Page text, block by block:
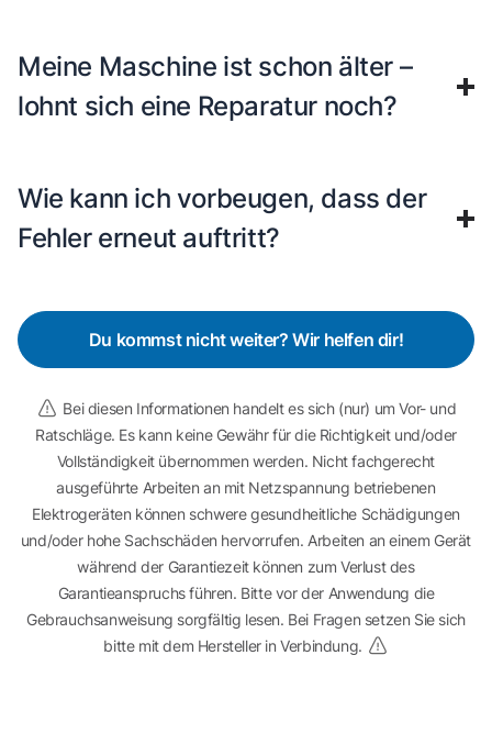
Meine Maschine ist schon älter –
lohnt sich eine Reparatur noch?
Wie kann ich vorbeugen, dass der
Fehler erneut auftritt?
Du kommst nicht weiter? Wir helfen dir!
Bei diesen Informationen handelt es sich (nur) um Vor- und
Ratschläge. Es kann keine Gewähr für die Richtigkeit und/oder
Vollständigkeit übernommen werden. Nicht fachgerecht
ausgeführte Arbeiten an mit Netzspannung betriebenen
Elektrogeräten können schwere gesundheitliche Schädigungen
und/oder hohe Sachschäden hervorrufen. Arbeiten an einem Gerät
während der Garantiezeit können zum Verlust des
Garantieanspruchs führen. Bitte vor der Anwendung die
Gebrauchsanweisung sorgfältig lesen. Bei Fragen setzen Sie sich
bitte mit dem Hersteller in Verbindung.